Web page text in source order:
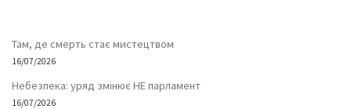
Там, де смерть стає мистецтвом
16/07/2026
Небезпека: уряд змінює НЕ парламент
16/07/2026